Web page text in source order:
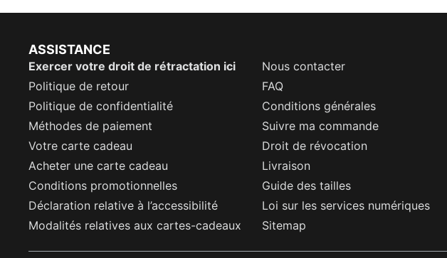
ASSISTANCE
Exercer votre droit de rétractation ici
Nous contacter
Politique de retour
FAQ
Politique de confidentialité
Conditions générales
Méthodes de paiement
Suivre ma commande
Votre carte cadeau
Droit de révocation
Acheter une carte cadeau
Livraison
Conditions promotionnelles
Guide des tailles
Déclaration relative à l’accessibilité
Loi sur les services numériques
Modalités relatives aux cartes-cadeaux
Sitemap